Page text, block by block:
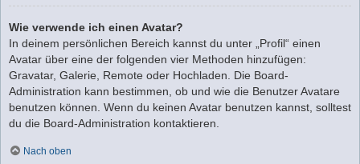
Wie verwende ich einen Avatar?
In deinem persönlichen Bereich kannst du unter „Profil“ einen
Avatar über eine der folgenden vier Methoden hinzufügen:
Gravatar, Galerie, Remote oder Hochladen. Die Board-
Administration kann bestimmen, ob und wie die Benutzer Avatare
benutzen können. Wenn du keinen Avatar benutzen kannst, solltest
du die Board-Administration kontaktieren.
Nach oben